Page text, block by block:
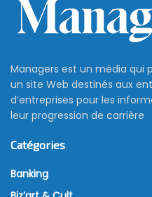
Managers est un média qui
un site Web destinés aux
d’entreprises pour les
leur progression de carrière
Catégories
Banking